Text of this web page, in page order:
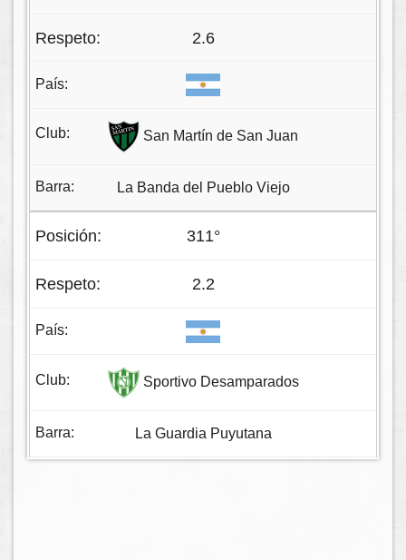
2.6
San Martín de San Juan
La Banda del Pueblo Viejo
311°
2.2
Sportivo Desamparados
La Guardia Puyutana